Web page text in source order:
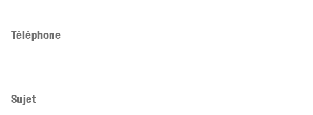
Téléphone
Sujet